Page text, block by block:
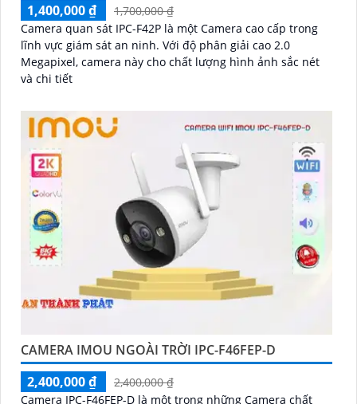
1,400,000 ₫
1,700,000 ₫
Camera quan sát IPC-F42P là một Camera cao cấp trong
lĩnh vực giám sát an ninh. Với độ phân giải cao 2.0
Megapixel, camera này cho chất lượng hình ảnh sắc nét
và chi tiết
CAMERA IMOU NGOÀI TRỜI IPC-F46FEP-D
2,400,000 ₫
2,400,000 ₫
Camera IPC-F46FEP-D là một trong những Camera chất